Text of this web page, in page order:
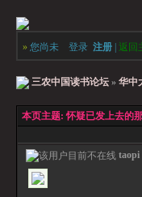
» 您尚未 登录 注册 返回
三农中国读书论坛 » 华中
本页主题: 怀疑已发上去的
taopi